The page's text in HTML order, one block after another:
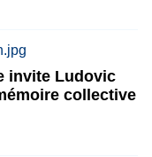
invite Ludovic
collective